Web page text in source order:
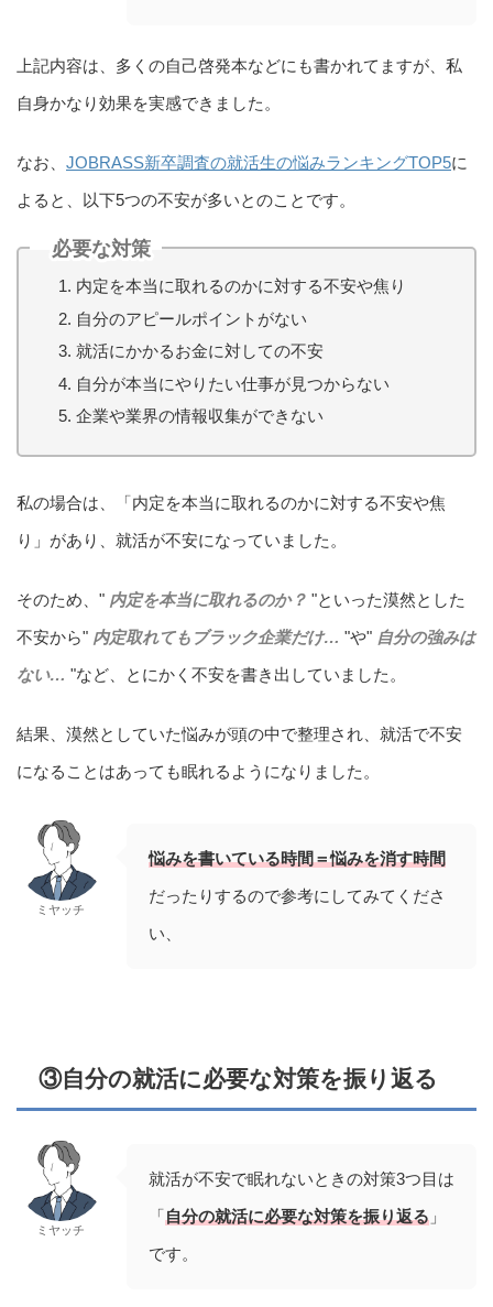
上記内容は、多くの自己啓発本などにも書かれてますが、私
自身かなり効果を実感できました。
なお、 JOBRASS新卒調査の就活生の悩みランキングTOP5に
よると、以下5つの不安が多いとのことです。
必要な対策
内定を本当に取れるのかに対する不安や焦り
自分のアピールポイントがない
就活にかかるお金に対しての不安
自分が本当にやりたい仕事が見つからない
企業や業界の情報収集ができない
私の場合は、「内定を本当に取れるのかに対する不安や焦
り」があり、就活が不安になっていました。
そのため、" 内定を本当に取れるのか？ "といった漠然とした
不安から" 内定取れてもブラック企業だけ… "や" 自分の強みは
ない… "など、とにかく不安を書き出していました。
結果、漠然としていた悩みが頭の中で整理され、就活で不安
になることはあっても眠れるようになりました。
ミヤッチ
悩みを書いている時間＝悩みを消す時間
だったりするので参考にしてみてくださ
い、
③自分の就活に必要な対策を振り返る
ミヤッチ
就活が不安で眠れないときの対策3つ目は
「自分の就活に必要な対策を振り返る 」
です。